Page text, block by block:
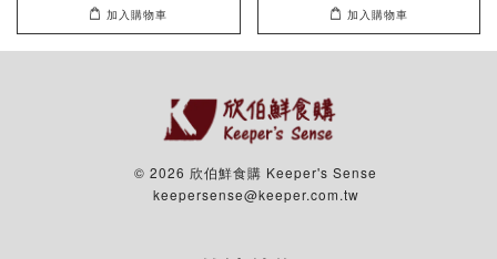
加入購物車 加入購物車
© 2026 欣伯鮮食購 Keeper's Sense
keepersense@keeper.com.tw